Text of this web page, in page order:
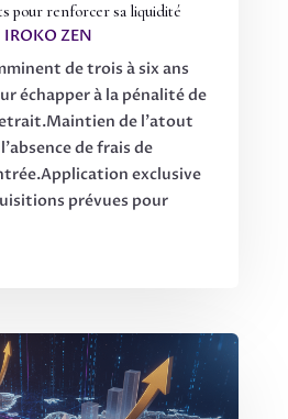
pour renforcer sa liquidité
IROKO ZEN
de trois à six ans
échapper à la pénalité de
de l'atout
de frais de
exclusive
prévues pour